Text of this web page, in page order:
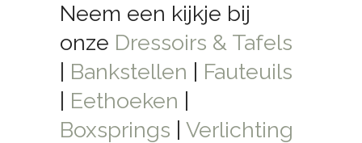
Neem een kijkje bij
onze Dressoirs & Tafels
Bankstellen
Fauteuils
Eethoeken
Boxsprings
Verlichting